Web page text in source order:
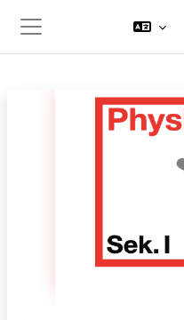
Przejdź do głównej
Panel boczny